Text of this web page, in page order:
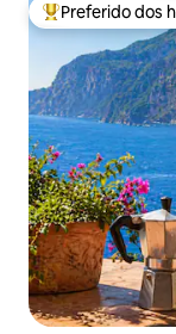
Entre os
Preferido dos